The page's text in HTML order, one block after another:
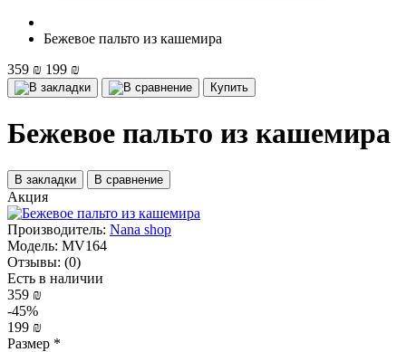
Бежевое пальто из кашемира
359 ₪ 199 ₪
Купить
Бежевое пальто из кашемира
В закладки В сравнение
Акция
Производитель: Nana shop
Модель: MV164
Отзывы: (0)
Есть в наличии
359 ₪
-45%
199 ₪
Размер *